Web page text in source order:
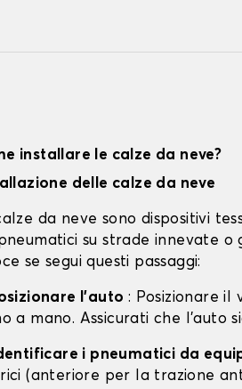
installare le calze da neve?
delle calze da neve
da neve sono dispositivi
su strade innevate o
se segui questi passaggi:
l'auto : Posizionare il
a mano. Assicurati che l'auto
i pneumatici da
(anteriore per la trazione